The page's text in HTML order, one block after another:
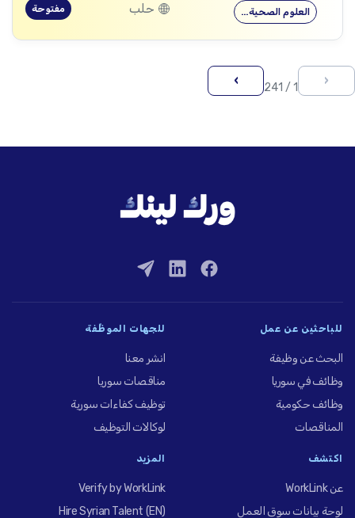
العلوم الصحية… حلب مفتوحة
‹
1 / 241
›
للباحثين عن عمل
البحث عن وظيفة
وظائف في سوريا
وظائف حكومية
المناقصات
للجهات الموظِّفة
انشر معنا
مناقصات سوريا
توظيف كفاءات سورية
لوكالات التوظيف
اكتشف
عن WorkLink
لوحة بيانات سوق العمل
المزيد
Verify by WorkLink
Hire Syrian Talent (EN)